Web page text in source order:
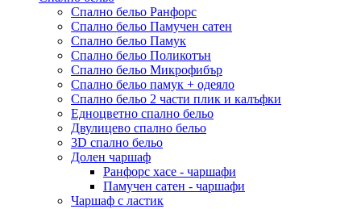
Спално бельо Ранфорс
Спално бельо Памучен сатен
Спално бельо Памук
Спално бельо Поликотън
Спално бельо Микрофибър
Спално бельо памук + одеяло
Спално бельо 2 части плик и калъфки
Eдноцветно спално бельо
Двулицево спално бельо
3D спално бельо
Долен чаршаф
Ранфорс хасе - чаршафи
Памучен сатен - чаршафи
Чаршаф с ластик